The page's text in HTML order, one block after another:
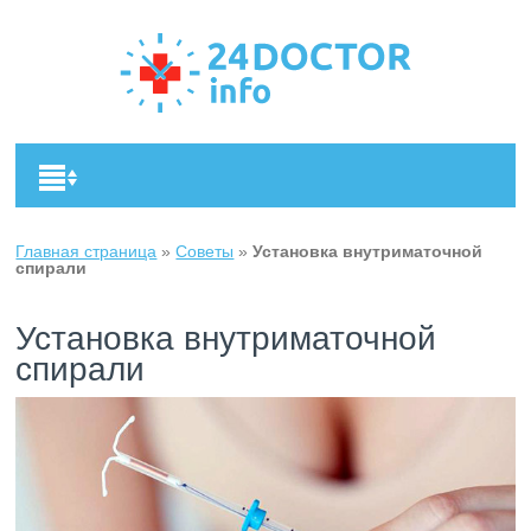
Главная страница »Советы »Установка внутриматочной
спирали
Установка внутриматочной
спирали